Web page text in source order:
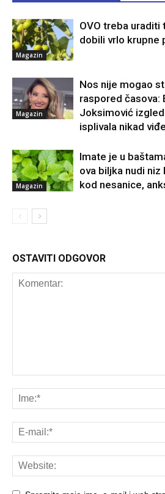
Magazin
OVO treba uraditi
dobili vrlo krupne
Magazin
Nos nije mogao
raspored časova:
Joksimović
isplivala nikad
Magazin
Imate je u
ova biljka nudi
kod nesanice,
OSTAVITI ODGOVOR